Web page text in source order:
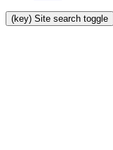
(key) Site search toggle